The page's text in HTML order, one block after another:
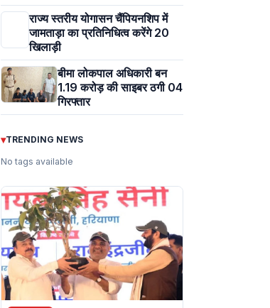
राज्य स्तरीय योगासन चैंपियनशिप में
जामताड़ा का प्रतिनिधित्व करेंगे 20
खिलाड़ी
बीमा लोकपाल अधिकारी बन
1.19 करोड़ की साइबर ठगी 04
गिरफ्तार
▾TRENDING NEWS
No tags available